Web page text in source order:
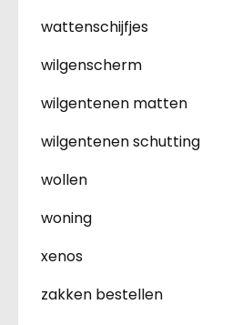
wattenschijfjes
wilgenscherm
wilgentenen matten
wilgentenen schutting
wollen
woning
xenos
zakken bestellen